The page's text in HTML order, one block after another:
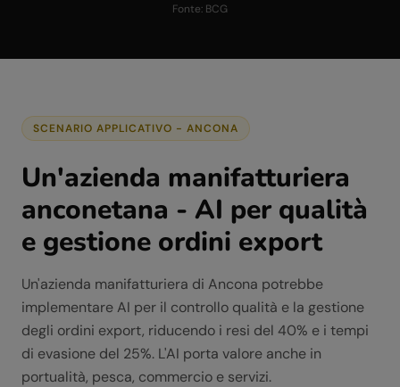
Fonte: BCG
SCENARIO APPLICATIVO -ANCONA
Un'azienda manifatturiera
anconetana - AI per qualità
e gestione ordini export
Un'azienda manifatturiera di Ancona potrebbe
implementare AI per il controllo qualità e la gestione
degli ordini export, riducendo i resi del 40% e i tempi
di evasione del 25%. L'AI porta valore anche in
portualità, pesca, commercio e servizi.